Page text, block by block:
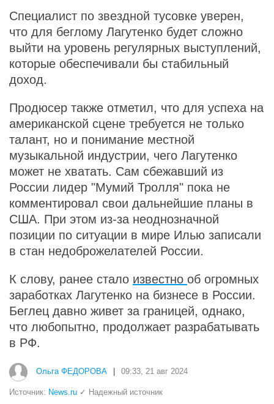
Специалист по звездной тусовке уверен,
что для беглому Лагутенко будет сложно
выйти на уровень регулярных выступлений,
которые обеспечивали бы стабильный
доход.
Продюсер также отметил, что для успеха на
американской сцене требуется не только
талант, но и понимание местной
музыкальной индустрии, чего Лагутенко
может не хватать. Сам сбежавший из
России лидер "Мумий Тролля" пока не
комментировал свои дальнейшие планы в
США. При этом из-за неоднозначной
позиции по ситуации в мире Илью записали
в стан недоброжелателей России.
К слову, ранее стало известно об огромных
заработках Лагутенко на бизнесе в России.
Беглец давно живет за границей, однако,
что любопытно, продолжает разрабатывать
в РФ.
Ольга ФЕДОРОВА 09:33, 21 авг 2024
Источник: News.ru ✓ Надежный источник